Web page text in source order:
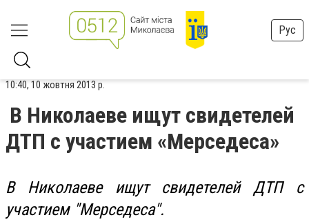
Рус
10:40, 10 жовтня 2013 р.
В Николаеве ищут свидетелей
ДТП с участием «Мерседеса»
В Николаеве ищут свидетелей ДТП с
участием "Мерседеса".